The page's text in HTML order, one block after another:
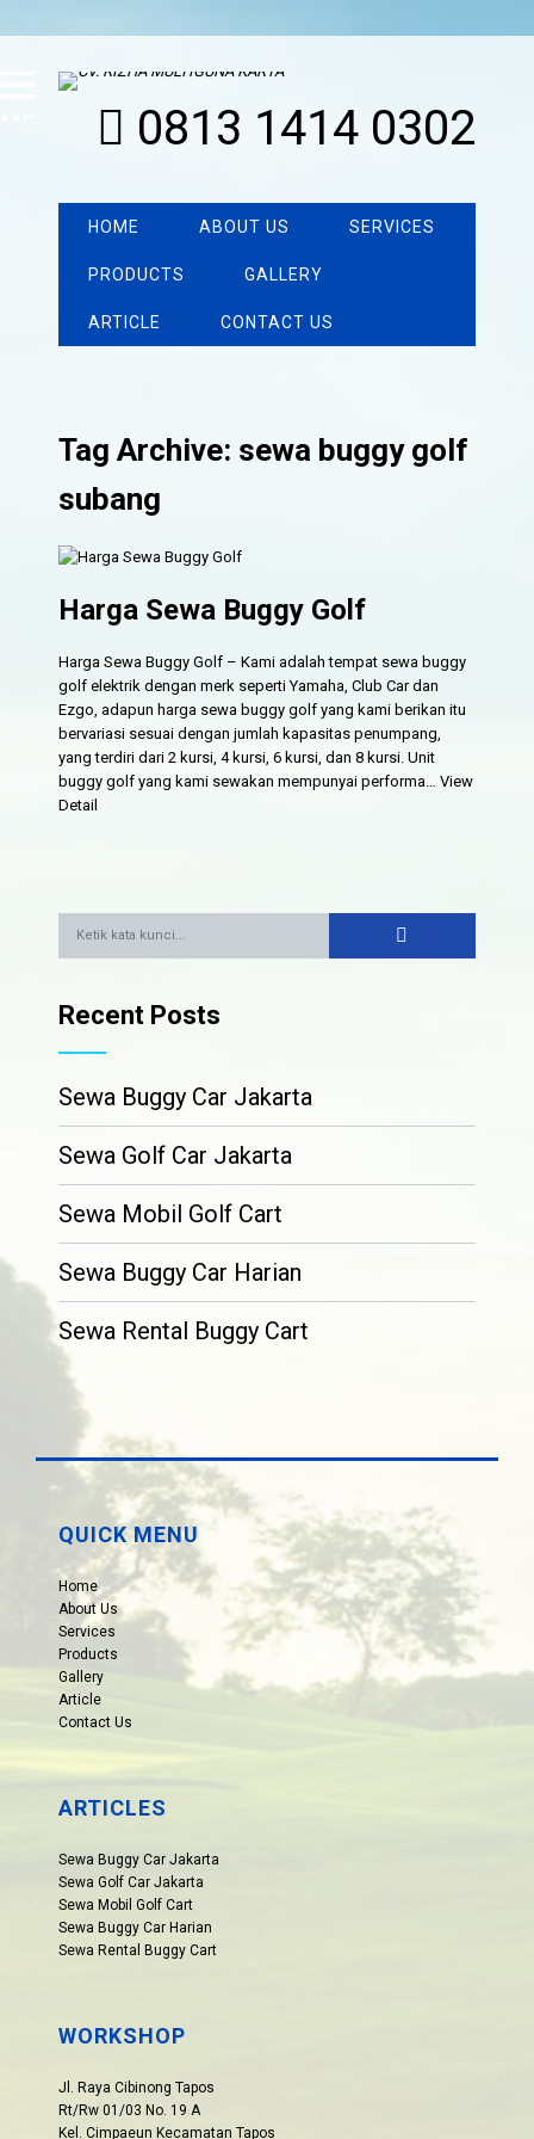
0813 1414 0302
HOME ABOUT US SERVICES
PRODUCTS GALLERY
ARTICLE CONTACT US
Tag Archive: sewa buggy golf
subang
Harga Sewa Buggy Golf
Harga Sewa Buggy Golf – Kami adalah tempat sewa buggy
golf elektrik dengan merk seperti Yamaha, Club Car dan
Ezgo, adapun harga sewa buggy golf yang kami berikan itu
bervariasi sesuai dengan jumlah kapasitas penumpang,
yang terdiri dari 2 kursi, 4 kursi, 6 kursi, dan 8 kursi. Unit
buggy golf yang kami sewakan mempunyai performa…View
Detail
Recent Posts
Sewa Buggy Car Jakarta
Sewa Golf Car Jakarta
Sewa Mobil Golf Cart
Sewa Buggy Car Harian
Sewa Rental Buggy Cart
QUICK MENU
Home
About Us
Services
Products
Gallery
Article
Contact Us
ARTICLES
Sewa Buggy Car Jakarta
Sewa Golf Car Jakarta
Sewa Mobil Golf Cart
Sewa Buggy Car Harian
Sewa Rental Buggy Cart
WORKSHOP
Jl. Raya Cibinong Tapos
Rt/Rw 01/03 No. 19 A
Kel. Cimpaeun Kecamatan Tapos